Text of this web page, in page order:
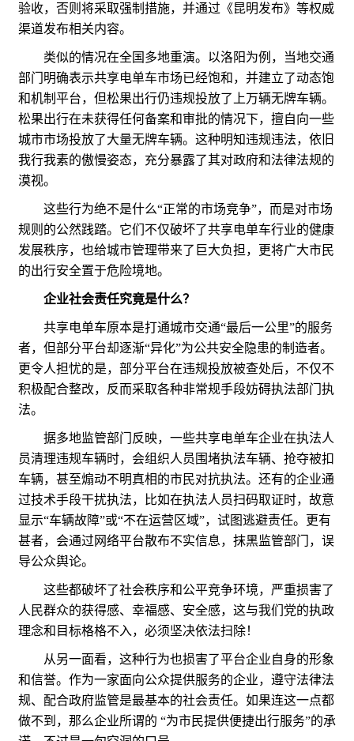
验收，否则将采取强制措施，并通过《昆明发布》等权威
渠道发布相关内容。
类似的情况在全国多地重演。以洛阳为例，当地交通
部门明确表示共享电单车市场已经饱和，并建立了动态饱
和机制平台，但松果出行仍违规投放了上万辆无牌车辆。
松果出行在未获得任何备案和审批的情况下，擅自向一些
城市市场投放了大量无牌车辆。这种明知违规违法，依旧
我行我素的傲慢姿态，充分暴露了其对政府和法律法规的
漠视。
这些行为绝不是什么“正常的市场竞争”，而是对市场
规则的公然践踏。它们不仅破坏了共享电单车行业的健康
发展秩序，也给城市管理带来了巨大负担，更将广大市民
的出行安全置于危险境地。
企业社会责任究竟是什么？
共享电单车原本是打通城市交通“最后一公里”的服务
者，但部分平台却逐渐“异化”为公共安全隐患的制造者。
更令人担忧的是，部分平台在违规投放被查处后，不仅不
积极配合整改，反而采取各种非常规手段妨碍执法部门执
法。
据多地监管部门反映，一些共享电单车企业在执法人
员清理违规车辆时，会组织人员围堵执法车辆、抢夺被扣
车辆，甚至煽动不明真相的市民对抗执法。还有的企业通
过技术手段干扰执法，比如在执法人员扫码取证时，故意
显示“车辆故障”或“不在运营区域”，试图逃避责任。更有
甚者，会通过网络平台散布不实信息，抹黑监管部门，误
导公众舆论。
这些都破坏了社会秩序和公平竞争环境，严重损害了
人民群众的获得感、幸福感、安全感，这与我们党的执政
理念和目标格格不入，必须坚决依法扫除！
从另一面看，这种行为也损害了平台企业自身的形象
和信誉。作为一家面向公众提供服务的企业，遵守法律法
规、配合政府监管是最基本的社会责任。如果连这一点都
做不到，那么企业所谓的 “为市民提供便捷出行服务”的承